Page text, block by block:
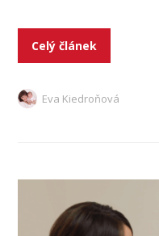
Celý článek
Eva Kiedroňová